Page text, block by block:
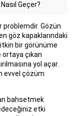
Geçer?
problemdir. Gözün
göz kapaklarındaki
bir görünüme
çıkan
yol açar.
evvel çözüm
bahsetmek
etki